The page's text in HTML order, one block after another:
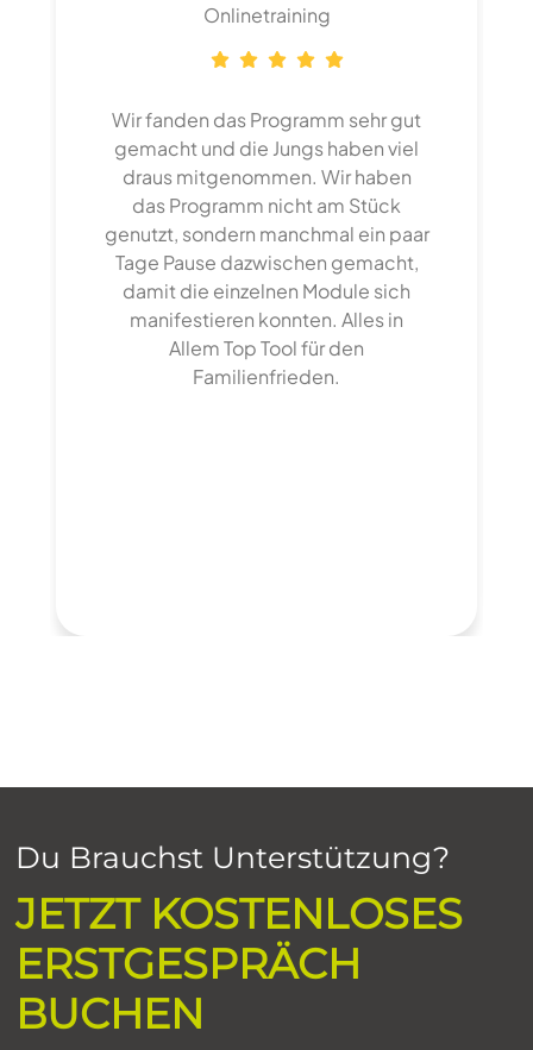
Onlinetraining
Wir fanden das Programm sehr gut
gemacht und die Jungs haben viel
draus mitgenommen. Wir haben
das Programm nicht am Stück
genutzt, sondern manchmal ein paar
Tage Pause dazwischen gemacht,
damit die einzelnen Module sich
manifestieren konnten. Alles in
Allem Top Tool für den
Familienfrieden.
Du Brauchst Unterstützung?
JETZT KOSTENLOSES
ERSTGESPRÄCH
BUCHEN